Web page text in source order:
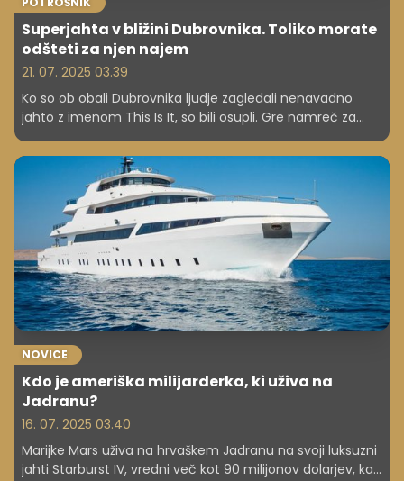
Superjahta v bližini Dubrovnika. Toliko morate
odšteti za njen najem
21. 07. 2025 03.39
Ko so ob obali Dubrovnika ljudje zagledali nenavadno
jahto z imenom This Is It, so bili osupli. Gre namreč za
NOVICE
Kdo je ameriška milijarderka, ki uživa na
Jadranu?
16. 07. 2025 03.40
Marijke Mars uživa na hrvaškem Jadranu na svoji luksuzni
jahti Starburst IV, vredni več kot 90 milijonov dolarjev, kar